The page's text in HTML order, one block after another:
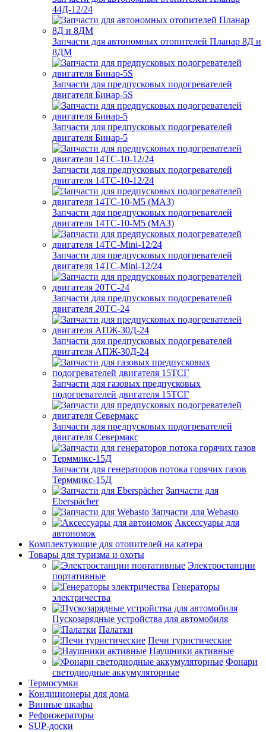
44Д-12/24
Запчасти для автономных отопителей Планар 8Д и
8ДМ
Запчасти для предпусковых подогревателей
двигателя Бинар-5S
Запчасти для предпусковых подогревателей
двигателя Бинар-5
Запчасти для предпусковых подогревателей
двигателя 14ТС-10-12/24
Запчасти для предпусковых подогревателей
двигателя 14ТС-10-М5 (МАЗ)
Запчасти для предпусковых подогревателей
двигателя 14ТС-Mini-12/24
Запчасти для предпусковых подогревателей
двигателя 20ТС-24
Запчасти для предпусковых подогревателей
двигателя АПЖ-30Д-24
Запчасти для газовых предпусковых
подогревателей двигателя 15ТСГ
Запчасти для предпусковых подогревателей
двигателя Севермакс
Запчасти для генераторов потока горячих газов
Терммикс-15Д
Запчасти для
Eberspächer
Запчасти для Webasto
Аксессуары для
автономок
Комплектующие для отопителей на катера
Товары для туризма и охоты
Электростанции
портативные
Генераторы
электричества
Пускозарядные устройства для автомобиля
Палатки
Печи туристические
Наушники активные
Фонари
светодиодные аккумуляторные
Термосумки
Кондиционеры для дома
Винные шкафы
Рефрижераторы
SUP-доски